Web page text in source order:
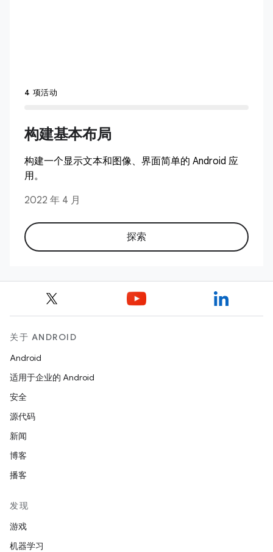
4 项活动
构建基本布局
构建一个显示文本和图像、界面简单的 Android 应
用。
2022 年 4 月
探索
关于 ANDROID
Android
适用于企业的 Android
安全
源代码
新闻
博客
播客
发现
游戏
机器学习